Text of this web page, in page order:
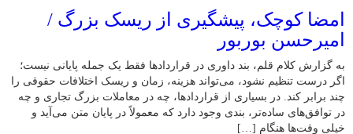
امضا کوچک، پیشگیری از ریسک بزرگ /
امیرحسن بوربور
به گزارش کلام قلم، بند داوری در قراردادها فقط یک جمله پایانی نیست؛
اگر درست تنظیم نشود، می‌تواند هزینه، زمان و ریسک اختلافات حقوقی را
چند برابر کند. در بسیاری از قراردادها، چه در معاملات بزرگ تجاری و چه
در توافق‌های ساده‌تر، بندی وجود دارد که معمولاً در پایان متن می‌آید و
خیلی وقت‌ها هنگام […]